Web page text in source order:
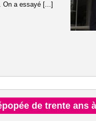
On a essayé [...]
de trente ans